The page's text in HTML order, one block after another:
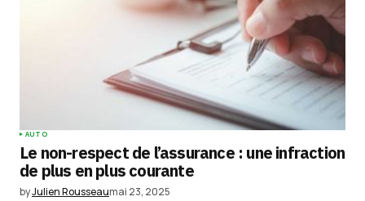
AUTO
Le non-respect de l’assurance : une infraction
de plus en plus courante
byJulien Rousseaumai 23, 2025